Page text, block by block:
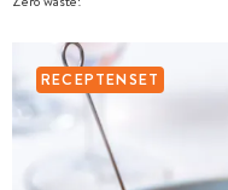
RECEPTENSET